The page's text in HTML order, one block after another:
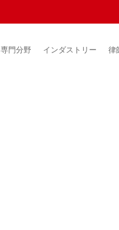
専門分野 インダストリー 律